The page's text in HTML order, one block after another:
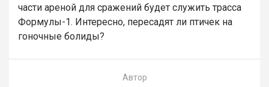
части ареной для сражений будет служить трасса
Формулы-1. Интересно, пересадят ли птичек на
гоночные болиды?
Автор